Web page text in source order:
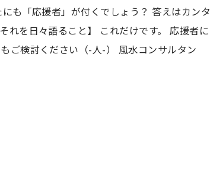
も「応援者」が付くでしょう？ 答えはカンタ
れを日々語ること】 これだけです。 応援者に
ご検討ください（-人-） 風水コンサルタン